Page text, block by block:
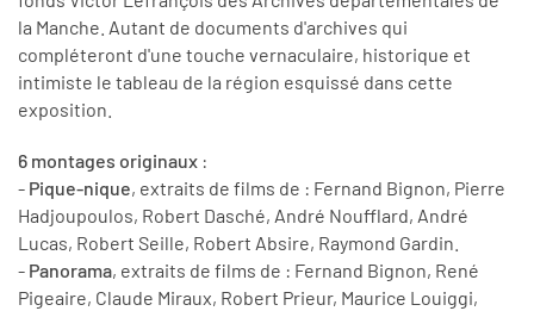
la Manche. Autant de documents d'archives qui
compléteront d'une touche vernaculaire, historique et
intimiste le tableau de la région esquissé dans cette
exposition.
6 montages originaux :
- Pique-nique, extraits de films de : Fernand Bignon, Pierre
Hadjoupoulos, Robert Dasché, André Noufflard, André
Lucas, Robert Seille, Robert Absire, Raymond Gardin.
- Panorama, extraits de films de : Fernand Bignon, René
Pigeaire, Claude Miraux, Robert Prieur, Maurice Louiggi,